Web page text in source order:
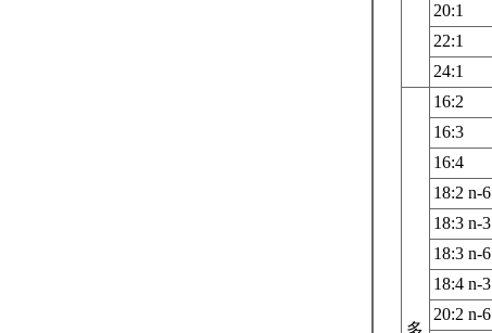
20:1
22:1
24:1
多
16:2
16:3
16:4
18:2 n-6
18:3 n-3
18:3 n-6
18:4 n-3
20:2 n-6